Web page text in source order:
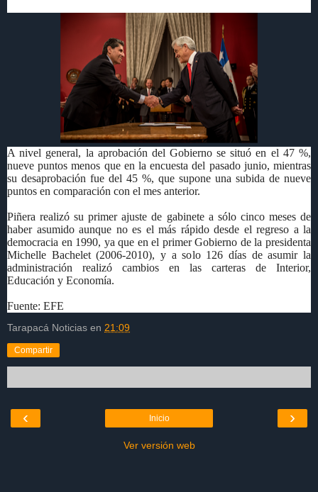
A nivel general, la aprobación del Gobierno se situó en el 47 %,
nueve puntos menos que en la encuesta del pasado junio, mientras
su desaprobación fue del 45 %, que supone una subida de nueve
puntos en comparación con el mes anterior.
Piñera realizó su primer ajuste de gabinete a sólo cinco meses de
haber asumido aunque no es el más rápido desde el regreso a la
democracia en 1990, ya que en el primer Gobierno de la presidenta
Michelle Bachelet (2006-2010), y a solo 126 días de asumir la
administración realizó cambios en las carteras de Interior,
Educación y Economía.
Fuente: EFE
Tarapacá Noticias en 21:09
Compartir
‹ ›
Inicio
Ver versión web